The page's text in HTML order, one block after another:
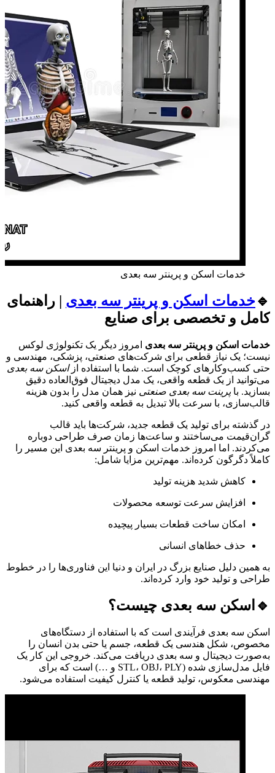
خدمات اسکن و پرینتر سه‌ بعدی
🔹خدمات اسکن و پرینتر سه‌ بعدی | راهنمای
کامل و تخصصی برای صنایع
خدمات اسکن و پرینتر سه‌ بعدی امروز دیگر یک تکنولوژی لوکس
نیست؛ یک نیاز قطعی برای شرکت‌های صنعتی، پزشکی، مهندسی و
حتی کسب‌وکارهای کوچک است. شما با استفاده ازاسکن سه‌ بعدی
می‌توانید از یک قطعه واقعی، یک مدل دیجیتال فوق‌العاده دقیق
بسازید. باپرینت سه‌ بعدی صنعتی نیز همان مدل را بدون هزینه
قالب‌سازی، با سرعت بالا تبدیل به قطعه واقعی کنید.
در گذشته برای تولید یک قطعه جدید، شرکت‌ها باید قالب
گران‌قیمت می‌ساختند و ساعت‌ها زمان صرف طراحی دوباره
می‌کردند. اما امروز خدمات اسکن و پرینتر سه‌ بعدی این مسیر را
کاملاً دگرگون کرده‌اند. مهم‌ترین مزایا شامل:
کاهش شدید هزینه تولید
افزایش سرعت توسعه محصولات
امکان ساخت قطعات بسیار پیچیده
حذف خطاهای انسانی
به همین دلیل صنایع بزرگ در ایران و دنیا این فناوری‌ها را در خطوط
طراحی و تولید خود وارد کرده‌اند.
🔹 اسکن سه‌ بعدی چیست؟
اسکن سه‌ بعدی فرآیندی است که با استفاده از دستگاه‌های
مخصوص، شکل هندسی یک قطعه، جسم یا حتی بدن انسان را
به‌صورت دیجیتال و سه‌ بعدی دریافت می‌کند. خروجی این کار یک
فایل مدل‌سازی شده (STL، OBJ، PLY و …) است که برای
مهندسی معکوس، تولید قطعه یا کنترل کیفیت استفاده می‌شود.